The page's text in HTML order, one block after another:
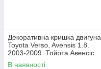
Декоративна кришка двигуна
Toyota Verso, Avensis 1.8.
2003-2009. Тойота Авенсіс.
112120D080.
В наявності